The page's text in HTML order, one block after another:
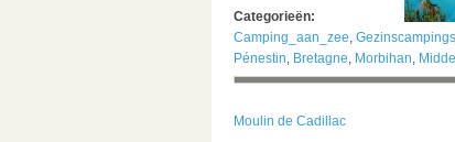
Categorieën:
Camping_aan_zee, Gezinscampings
Pénestin, Bretagne, Morbihan,
Moulin de Cadillac